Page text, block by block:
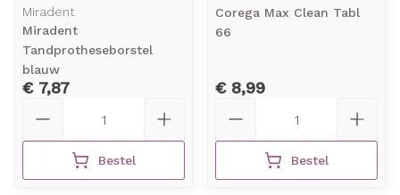
Miradent
Miradent
Tandprotheseborstel
blauw
€ 7,87
Bestel
Corega Max Clean Tabl
66
€ 8,99
Bestel